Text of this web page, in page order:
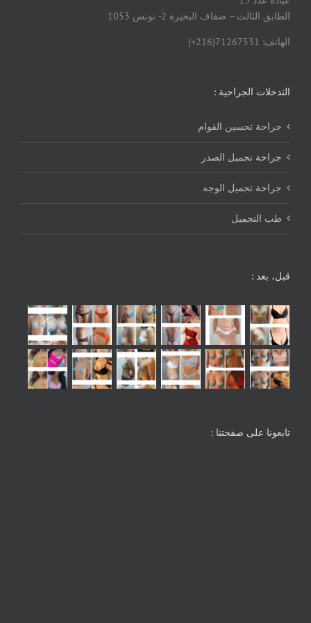
الطابق الثالث – ضفاف البحيرة 2- تونس 1053
الهاتف: 71267531(216+)
التدخلات الجراحية :
جراحة تحسين القوام
جراحة تجميل الصدر
جراحة تجميل الوجه
طب التجميل
قبل، بعد :
تابعونا على صفحتنا :